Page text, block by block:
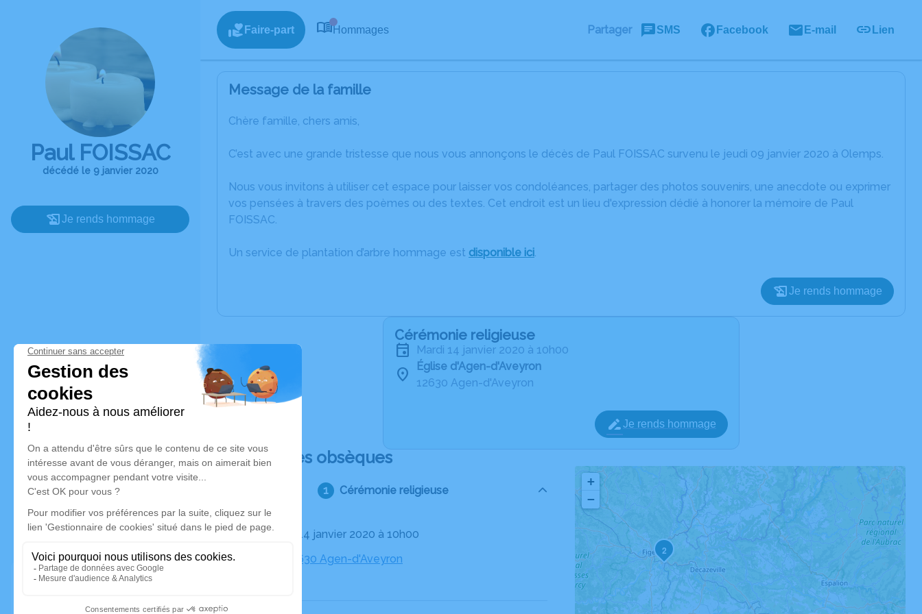
Paul FOISSAC
décédé le 9 janvier 2020
Je rends hommage
Faire-part Hommages Partager SMS Facebook E-mail Lien
Message de la famille
Chère famille, chers amis,
C’est avec une grande tristesse que nous vous annonçons le décès de Paul FOISSAC survenu le jeudi 09 janvier 2020 à Olemps.
Nous vous invitons à utiliser cet espace pour laisser vos condoléances, partager des photos souvenirs, une anecdote ou exprimer
vos pensées à travers des poèmes ou des textes. Cet endroit est un lieu d'expression dédié à honorer la mémoire de Paul
FOISSAC.
Un service de plantation d’arbre hommage est disponible ici.
Je rends hommage
Cérémonie religieuse
mardi 14 janvier 2020 à 10h00
Église d'Agen-d'Aveyron
12630 Agen-d'Aveyron
Je rends hommage
Déroulé des obsèques
Cérémonie religieuse
Le mardi 14 janvier 2020 à 10h00
Église, 12630 Agen-d'Aveyron
2
+
−